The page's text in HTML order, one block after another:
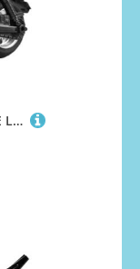
RHUIMEI for 1/12 Kleine AFFE Legierung Motorrad Modell Lenkung Multi-Funktion Kinder Metall Spielzeug Sammlung Ornamente Exquisite(Blue)